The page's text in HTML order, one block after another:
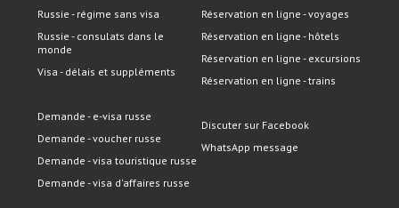
Russie - régime sans visa
Russie - consulats dans le
monde
Visa - délais et suppléments
Demande - e-visa russe
Demande - voucher russe
Demande - visa touristique russe
Demande - visa d'affaires russe
Réservation en ligne - voyages
Réservation en ligne - hôtels
Réservation en ligne - excursions
Réservation en ligne - trains
Discuter sur Facebook
WhatsApp message